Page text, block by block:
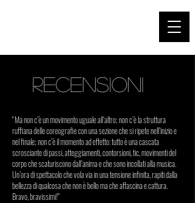
recensioni
" Ma non c’è un movimento uguale all’altro; non c’è la struttura
ruffiana delle coreografie con una sezione che si ripete nell’inizio e
nel finale; non c’è il momento ad effetto: tutto è una cascata
scrosciante di passi, atteggiamenti, contorsioni, tic, movimenti del
corpo che scaturiscono dall’anima e che sono incollati alla musica.
Un’ora di spettacolo che vola via in una tensione infinita, rapiti dalla
bellezza di qualcosa che non è bello ma che affascina e cattura.
Bravo, bravissimi!"